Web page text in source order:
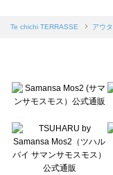
Samansa Mos2 blue（サマン
sō4ū（ソウフォーユー）のジ
Te chichi（テチチ）のジャケ
Te chichi CLASSIC（テチチ
Lugnoncure（ルノンキュー
BETTY'S BLUE（べティーズ
Wpc.（ワールドパーティー
Te chichi TERRASSE アウ